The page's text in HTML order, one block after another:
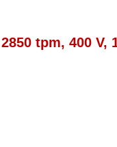
tpm, 400 V,